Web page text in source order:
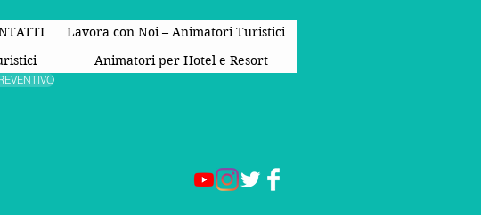
Lavora con Noi – Animatori Turistici
Animatori per Hotel e Resort